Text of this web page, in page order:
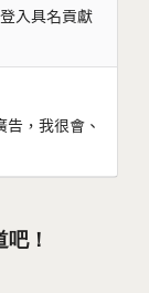
入具名貢獻
，我很會、
！